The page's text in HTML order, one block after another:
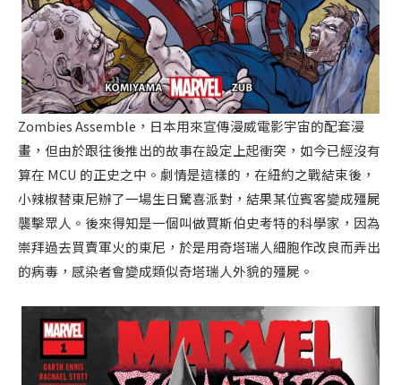
Zombies Assemble，日本用來宣傳漫威電影宇宙的配套漫
畫，但由於跟往後推出的故事在設定上起衝突，如今已經沒有
算在 MCU 的正史之中。劇情是這樣的，在紐約之戰結束後，
小辣椒替東尼辦了一場生日驚喜派對，結果某位賓客變成殭屍
襲擊眾人。後來得知是一個叫做賈斯伯史考特的科學家，因為
崇拜過去買賣軍火的東尼，於是用奇塔瑞人細胞作改良而弄出
的病毒，感染者會變成類似奇塔瑞人外貌的殭屍。